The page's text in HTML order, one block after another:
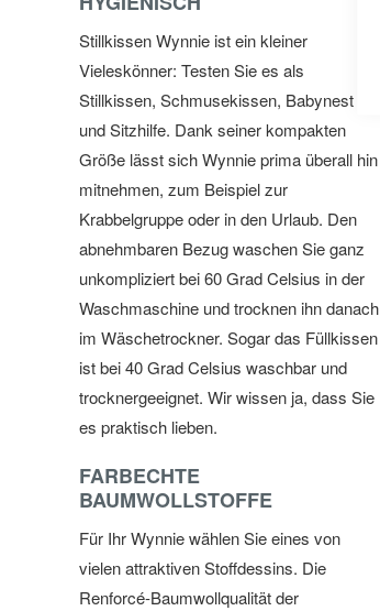
Stillkissen Wynnie ist ein kleiner
Vieleskönner: Testen Sie es als
Stillkissen, Schmusekissen, Babynest
und Sitzhilfe. Dank seiner kompakten
Größe lässt sich Wynnie prima überall hin
mitnehmen, zum Beispiel zur
Krabbelgruppe oder in den Urlaub. Den
abnehmbaren Bezug waschen Sie ganz
unkompliziert bei 60 Grad Celsius in der
Waschmaschine und trocknen ihn danach
im Wäschetrockner. Sogar das Füllkissen
ist bei 40 Grad Celsius waschbar und
trocknergeeignet. Wir wissen ja, dass Sie
es praktisch lieben.
FARBECHTE
BAUMWOLLSTOFFE
Für Ihr Wynnie wählen Sie eines von
vielen attraktiven Stoffdessins. Die
Renforcé-Baumwollqualität der